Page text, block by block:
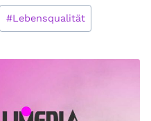
#Lebensqualität